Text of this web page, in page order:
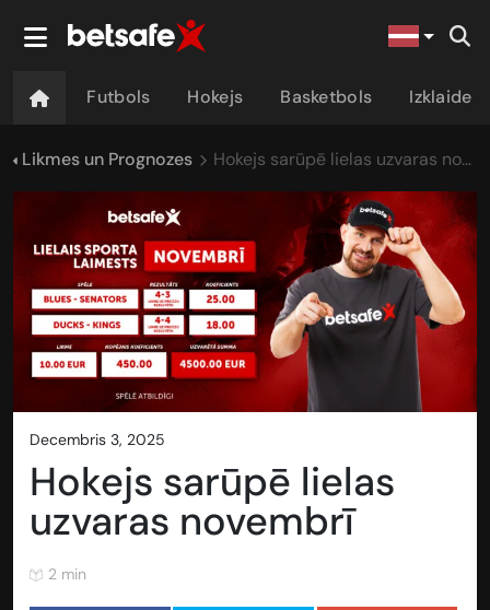
Futbols Hokejs Basketbols Izklaide
Likmes un Prognozes Hokejs sarūpē lielas uzvaras novembrī
decembris 3, 2025
Hokejs sarūpē lielas
uzvaras novembrī
2 min